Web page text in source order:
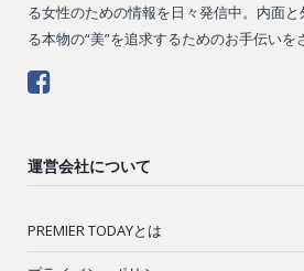
る女性のための情報を日々発信中。内面
る本物の“美”を追求するためのお手伝いを
運営会社について
PREMIER TODAYとは